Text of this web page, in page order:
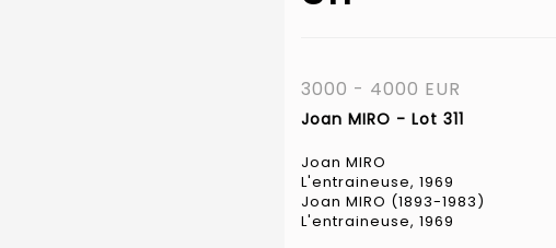
3000 - 4000 EUR
Joan MIRO - Lot 311
Joan MIRO
L'entraineuse, 1969
Joan MIRO (1893-1983)
L'entraineuse, 1969